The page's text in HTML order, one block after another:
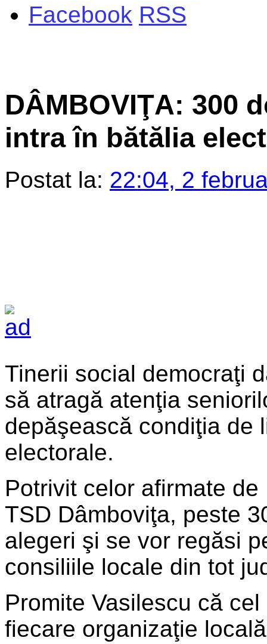
DÂMBOVIŢA: 300
intra în bătălia
Postat la: 22:04, 2
Tinerii social democraţi
să atragă atenţia
depăşească condiţia de
electorale.
Potrivit celor afirmate
TSD Dâmboviţa, peste
alegeri şi se vor regăsi
consiliile locale din tot
Promite Vasilescu că
fiecare organizaţie